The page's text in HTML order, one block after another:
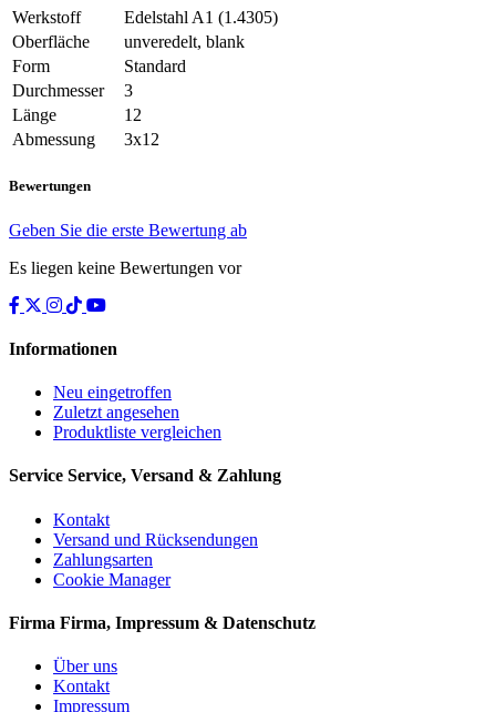
Werkstoff
Edelstahl A1 (1.4305)
Oberfläche
unveredelt, blank
Form
Standard
Durchmesser
3
Länge
12
Abmessung
3x12
Bewertungen
Geben Sie die erste Bewertung ab
Es liegen keine Bewertungen vor
Informationen
Neu eingetroffen
Zuletzt angesehen
Produktliste vergleichen
Service Service, Versand & Zahlung
Kontakt
Versand und Rücksendungen
Zahlungsarten
Cookie Manager
Firma Firma, Impressum & Datenschutz
Über uns
Kontakt
Impressum